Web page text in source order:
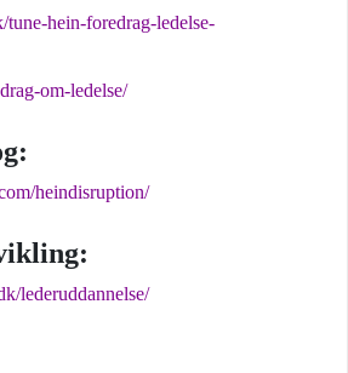
hein-foredrag-ledelse-
om-ledelse/
heindisruption/
lederuddannelse/